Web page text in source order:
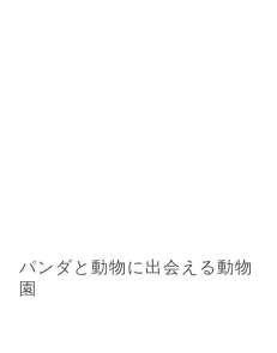
パンダと動物に出会える動物
園